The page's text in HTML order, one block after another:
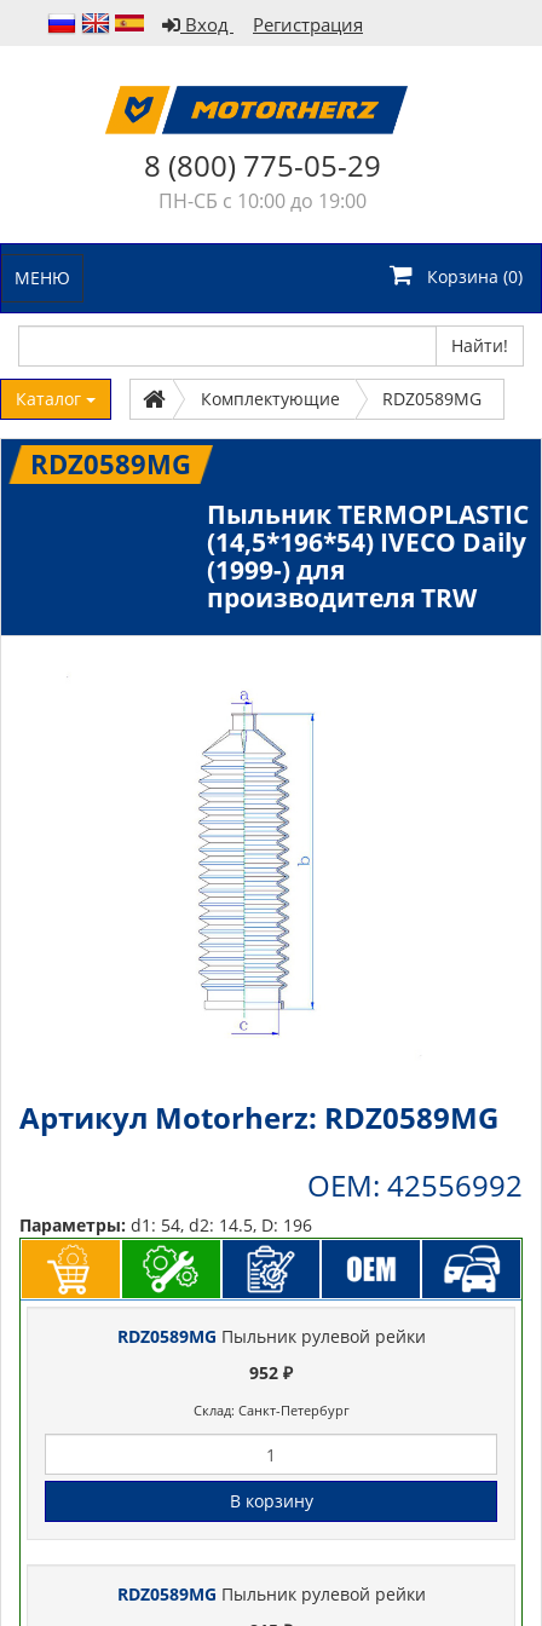
Вход Регистрация
8 (800) 775-05-29
ПН-СБ с 10:00 до 19:00
МЕНЮ Корзина (0)
Найти!
Каталог Комплектующие RDZ0589MG
RDZ0589MG
Пыльник TERMOPLASTIC
(14,5*196*54) IVECO Daily
(1999-) для
производителя TRW
Артикул Motorherz: RDZ0589MG
OEM: 42556992
Параметры: d1: 54, d2: 14.5, D: 196
RDZ0589MG Пыльник рулевой рейки
952 ₽
Склад: Санкт-Петербург
В корзину
RDZ0589MG Пыльник рулевой рейки